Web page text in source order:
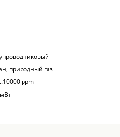
природный газ
ppm